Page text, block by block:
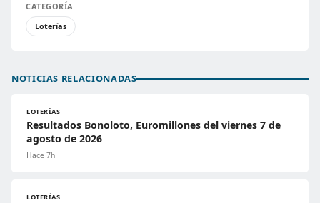
CATEGORÍA
Loterías
NOTICIAS RELACIONADAS
LOTERÍAS
Resultados Bonoloto, Euromillones del viernes 7 de
agosto de 2026
Hace 7h
LOTERÍAS